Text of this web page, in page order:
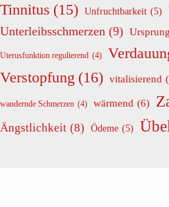
Tinnitus (15) Unfruchtbarkeit (5)
Unterleibsschmerzen (9)
Uterusfunktion regulierend (4)
Verstopfung (16) vitalisierend
wandernde Schmerzen (4) wärmend (6)
Ängstlichkeit (8) Ödeme (5)